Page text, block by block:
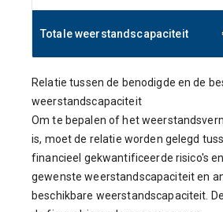
Totale weerstandscapaciteit
Relatie tussen de benodigde en de
weerstandscapaciteit
Om te bepalen of het
is, moet de relatie worden gelegd
financieel gekwantificeerde risico's
gewenste weerstandscapaciteit en
beschikbare weerstandscapaciteit.